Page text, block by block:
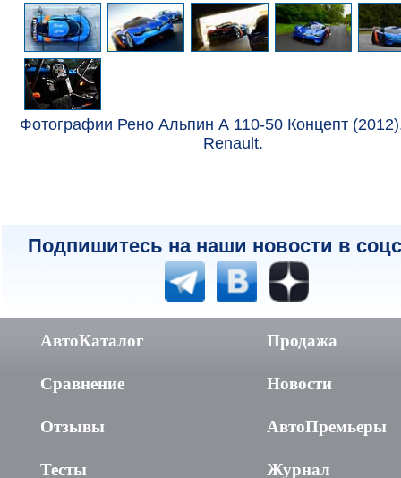
Фотографии Рено Альпин А 110-50 Концепт
Renault.
Подпишитесь на наши новости в
АвтоКаталог
Сравнение
Отзывы
Тесты
Продажа
Новости
АвтоПремьеры
Журнал